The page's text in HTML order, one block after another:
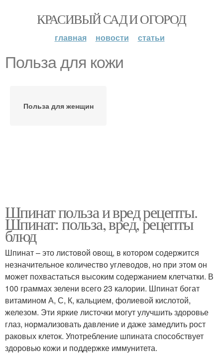
КРАСИВЫЙ САД И ОГОРОД
главная новости статьи
Польза для кожи
Польза для женщин
Шпинат польза и вред рецепты.
Шпинат: польза, вред, рецепты
блюд
Шпинат – это листовой овощ, в котором содержится
незначительное количество углеводов, но при этом он
может похвастаться высоким содержанием клетчатки. В
100 граммах зелени всего 23 калории. Шпинат богат
витамином А, С, К, кальцием, фолиевой кислотой,
железом. Эти яркие листочки могут улучшить здоровье
глаз, нормализовать давление и даже замедлить рост
раковых клеток. Употребление шпината способствует
здоровью кожи и поддержке иммунитета.